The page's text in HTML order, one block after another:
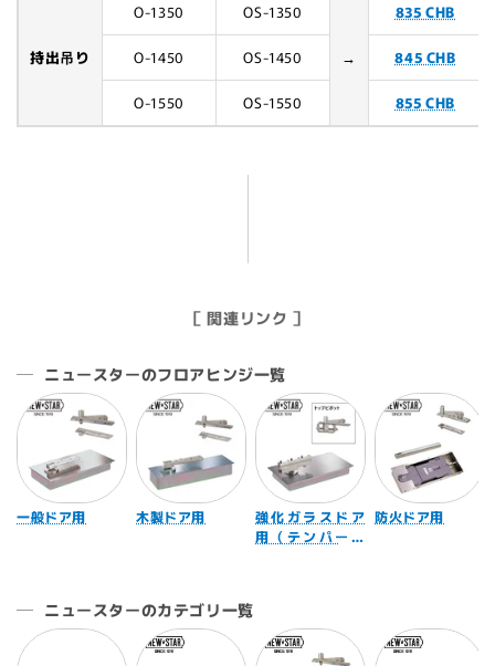
持出吊り
O-1350 OS-1350
→
835 CHB
O-1450 OS-1450 845 CHB
O-1550 OS-1550 855 CHB
［ 関連リンク ］
ニュースターのフロアヒンジ一覧
一般ドア用 木製ドア用
強化ガラスドア
用（テンパード
防火ドア用
ニュースターのカテゴリ一覧